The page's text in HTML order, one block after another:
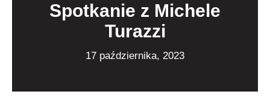
Tłumaczenia
Spotkanie z Michele
Turazzi
17 października, 2023